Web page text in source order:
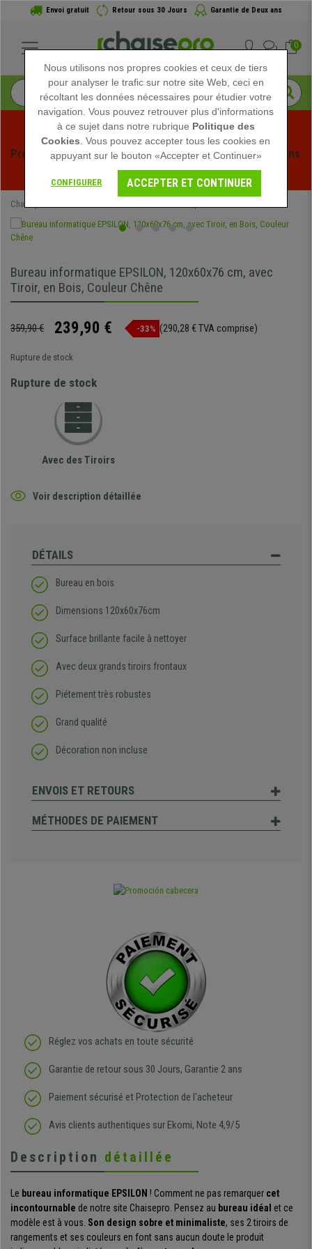
Envoi gratuit Retour sous 30 Jours Garantie de Deux ans
0
Profitez des soldes d'été chez Chaisepro ! Des réductions
exclusives pour une durée limitée - Voir l'offre
Chaisepro
Bureau informatique EPSILON, 120x60x76 cm, avec
Tiroir, en Bois, Couleur Chêne
359,90 € 239,90 € -33% (290,28 € TVA comprise)
Rupture de stock
Rupture de stock
Avec des Tiroirs
Voir description détaillée
DÉTAILS
Bureau en bois
Dimensions 120x60x76cm
Surface brillante facile à nettoyer
Avec deux grands tiroirs frontaux
Piétement très robustes
Grand qualité
Décoration non incluse
ENVOIS ET RETOURS
MÉTHODES DE PAIEMENT
Réglez vos achats en toute sécurité
Garantie de retour sous 30 Jours, Garantie 2 ans
Paiement sécurisé et Protection de l'acheteur
Avis clients authentiques sur Ekomi, Note 4,9/5
Description détaillée
Le bureau informatique EPSILON ! Comment ne pas remarquer cet
incontournable de notre site Chaisepro. Pensez au bureau idéal et ce
modèle est à vous. Son design sobre et minimaliste, ses 2 tiroirs de
rangements et ses couleurs en font sans aucun doute le produit
Nous utilisons nos propres cookies et ceux de tiers
pour analyser le trafic sur notre site Web, ceci en
récoltant les données nécessaires pour étudier votre
navigation. Vous pouvez retrouver plus d'informations
à ce sujet dans notre rubrique Politique des
Cookies . Vous pouvez accepter tous les cookies en
appuyant sur le bouton «Accepter et Continuer»
CONFIGURER ACCEPTER ET CONTINUER